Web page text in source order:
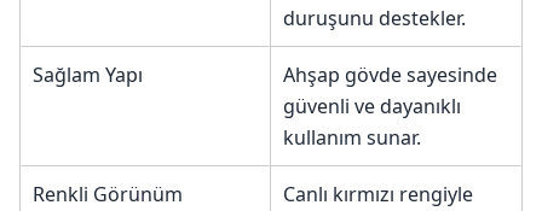
duruşunu destekler.
Sağlam Yapı
Ahşap gövde sayesinde
güvenli ve dayanıklı
kullanım sunar.
Renkli Görünüm
Canlı kırmızı rengiyle